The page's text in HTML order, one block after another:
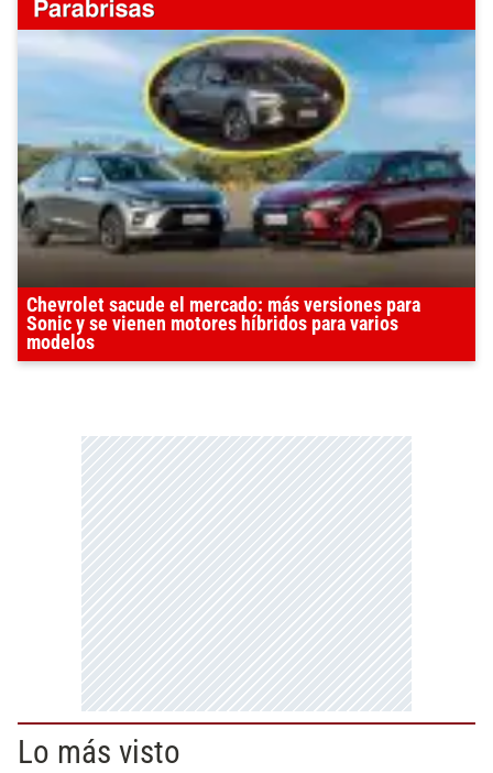
Chevrolet sacude el mercado: más versiones para
Sonic y se vienen motores híbridos para varios
modelos
Lo más visto